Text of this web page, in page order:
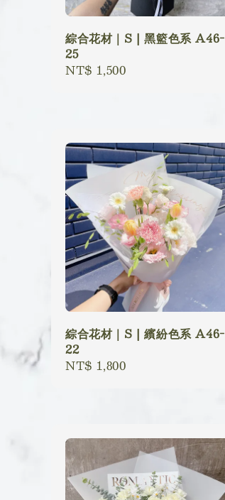
綜合花材｜S | 黑籃色系 A46-
25
Regular
NT$ 1,500
綜合花材｜S | 繽紛色系 A46-
22
Regular
NT$ 1,800